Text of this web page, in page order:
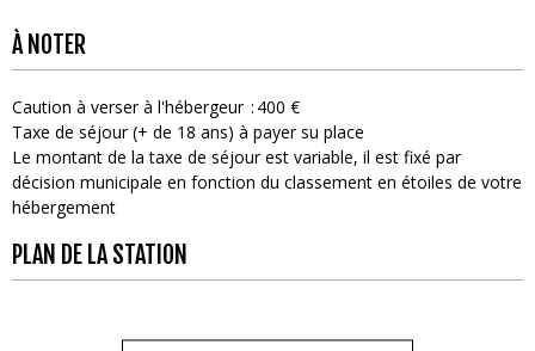
À NOTER
Caution à verser à l'hébergeur
400 €
Taxe de séjour (+ de 18 ans) à payer su place
Le montant de la taxe de séjour est variable, il est fixé par
décision municipale en fonction du classement en étoiles de votre
hébergement
PLAN DE LA STATION